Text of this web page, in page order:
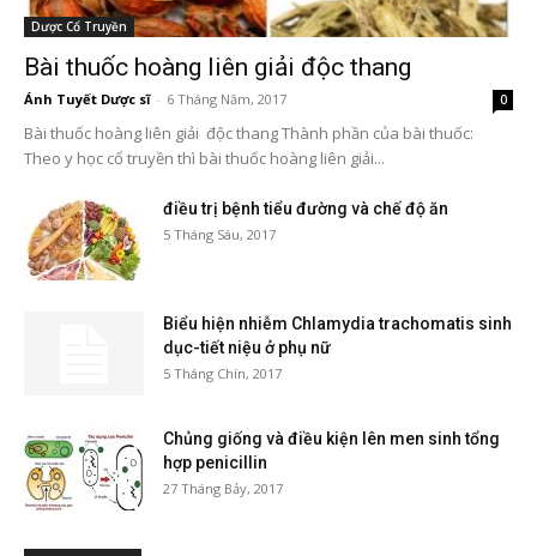
Dược Cổ Truyền
Bài thuốc hoàng liên giải độc thang
Ánh Tuyết Dược sĩ - 6 Tháng Năm, 2017 0
Bài thuốc hoàng liên giải độc thang Thành phần của bài thuốc:
Theo y học cổ truyền thì bài thuốc hoàng liên giải...
điều trị bệnh tiểu đường và chế độ ăn
5 Tháng Sáu, 2017
Biểu hiện nhiễm Chlamydia trachomatis sinh
dục-tiết niệu ở phụ nữ
5 Tháng Chín, 2017
Chủng giống và điều kiện lên men sinh tổng
hợp penicillin
27 Tháng Bảy, 2017